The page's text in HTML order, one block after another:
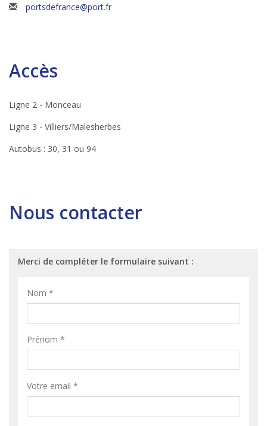
portsdefrance@port.fr
Accès
Ligne 2 - Monceau
Ligne 3 - Villiers/Malesherbes
Autobus : 30, 31 ou 94
Nous contacter
Merci de compléter le formulaire suivant :
Nom *
Prénom *
Votre email *